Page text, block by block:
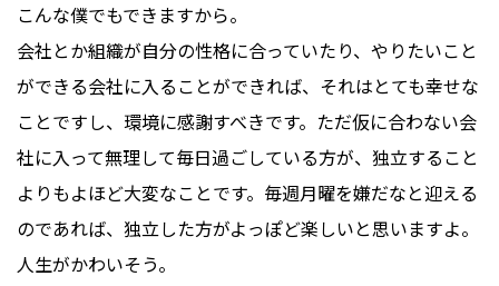
こんな僕でもできますから。
会社とか組織が自分の性格に合っていたり、やりたいこと
ができる会社に入ることができれば、それはとても幸せな
ことですし、環境に感謝すべきです。ただ仮に合わない会
社に入って無理して毎日過ごしている方が、独立すること
よりもよほど大変なことです。毎週月曜を嫌だなと迎える
のであれば、独立した方がよっぽど楽しいと思いますよ。
人生がかわいそう。